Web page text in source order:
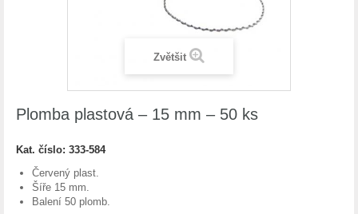
Zvětšit
Plomba plastová – 15 mm – 50 ks
Kat. číslo: 333-584
Červený plast.
Šíře 15 mm.
Balení 50 plomb.